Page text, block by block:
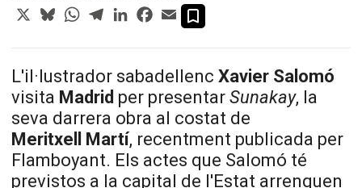
X BlueskyWhatsApp
TelegramLinkedInFacebook
Email
L'il·lustrador sabadellenc Xavier Salomó
visita Madrid per presentarSunakay, la
seva darrera obra al costat de
Meritxell Martí, recentment publicada per
Flamboyant. Els actes que Salomó té
previstos a la capital de l'Estat arrenquen